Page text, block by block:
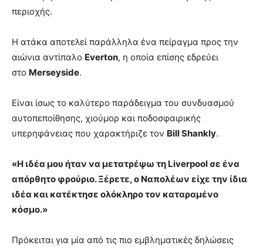
περιοχής.
Η ατάκα αποτελεί παράλληλα ένα πείραγμα προς την
αιώνια αντίπαλο Everton, η οποία επίσης εδρεύει
στο Merseyside.
Είναι ίσως το καλύτερο παράδειγμα του συνδυασμού
αυτοπεποίθησης, χιούμορ και ποδοσφαιρικής
υπερηφάνειας που χαρακτήριζε τον Bill Shankly.
«Η ιδέα μου ήταν να μετατρέψω τη Liverpool σε ένα
απόρθητο φρούριο. Ξέρετε, ο Ναπολέων είχε την ίδια
ιδέα και κατέκτησε ολόκληρο τον καταραμένο
κόσμο.»
Πρόκειται για μία από τις πιο εμβληματικές δηλώσεις